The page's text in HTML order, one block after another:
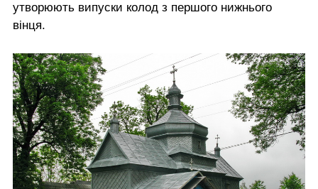
утворюють випуски колод з першого нижнього
вінця.